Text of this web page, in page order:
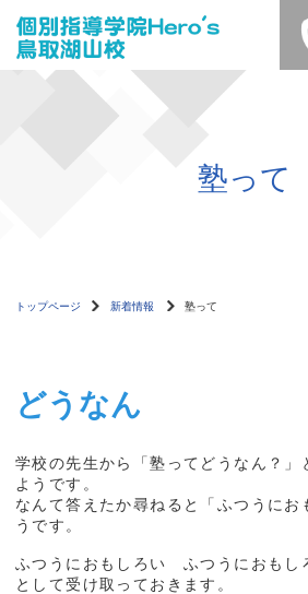
塾って
トップページ 新着情報 塾って
どうなん
学校の先生から「塾ってどうなん？」
ようです。
なんて答えたか尋ねると「ふつうにお
うです。
ふつうにおもしろい ふつうにおも
として受け取っておきます。